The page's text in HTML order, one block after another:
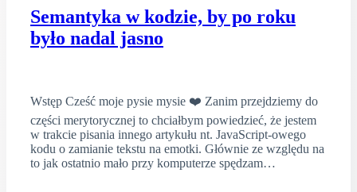
Semantyka w kodzie, by po roku
było nadal jasno
Wstęp Cześć moje pysie mysie ❤️ Zanim przejdziemy do
części merytorycznej to chciałbym powiedzieć, że jestem
w trakcie pisania innego artykułu nt. JavaScript-owego
kodu o zamianie tekstu na emotki. Głównie ze względu na
to jak ostatnio mało przy komputerze spędzam…